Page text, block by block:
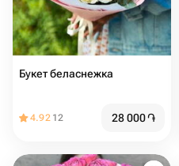
Букет беласнежка
4.92 12 28 000֏